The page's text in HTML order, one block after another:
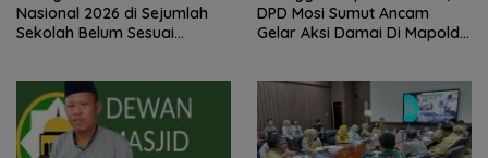
Nasional 2026 di Sejumlah
Sekolah Belum Sesuai
DPD Mosi Sumut Ancam
Gelar Aksi Damai Di Mapolda
Sumut Irjen Whisnu
Hermawan Bersikap Tegas .